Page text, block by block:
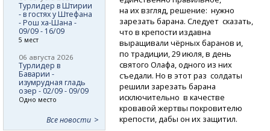
на их взгляд, решение: нужно
зарезать барана. Следует сказать,
что в крепости издавна
выращивали чёрных баранов и,
по традиции, 29 июля, в день
святого Олафа, одного из них
съедали. Но в этот раз солдаты
решили зарезать барана
исключительно в качестве
кровавой жертвы покровителю
крепости, дабы он их защитил.
Турлидер в Штирии
- в гостях у Штефана
- Рош ха-Шана -
09/09 - 16/09
5 мест
06 августа 2026
Турлидер в
Баварии -
изумрудная гладь
озер - 02/09 - 09/09
Одно место
Все новости